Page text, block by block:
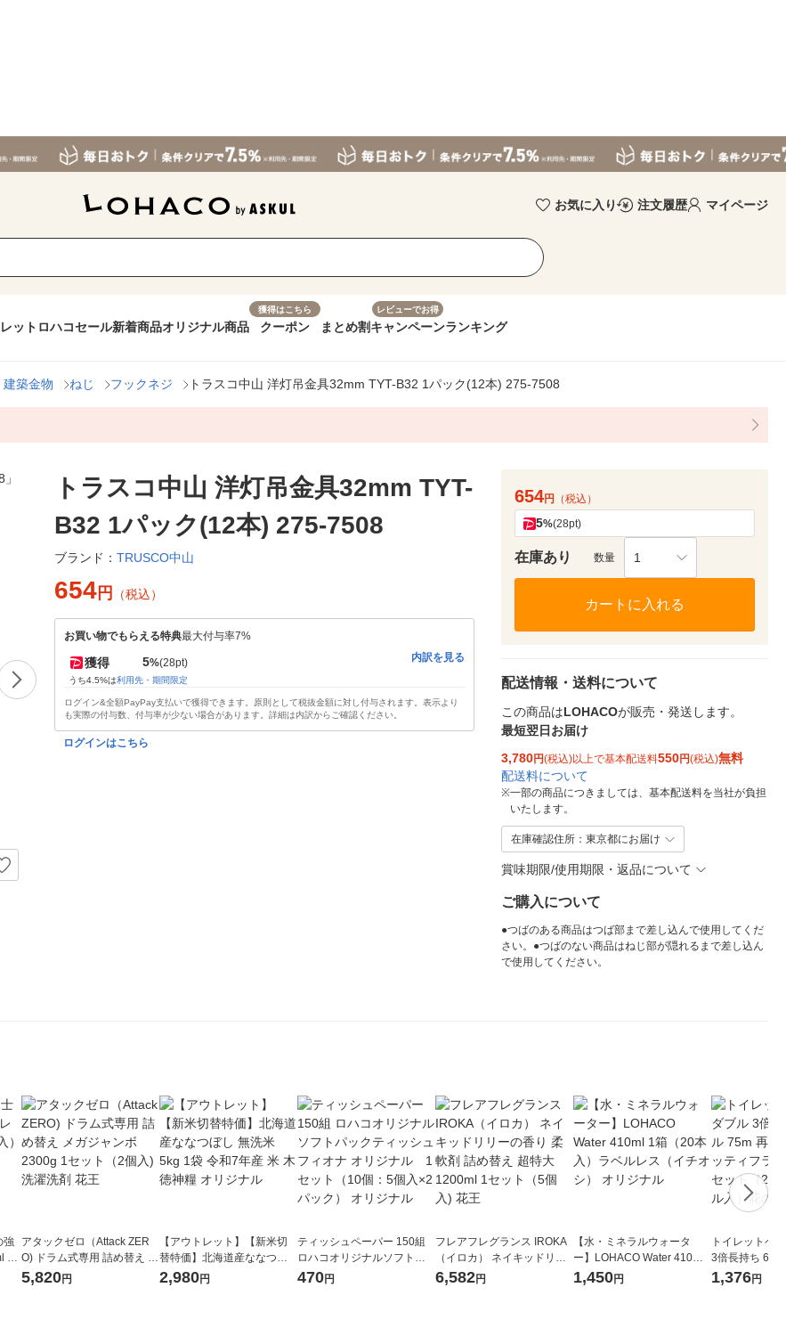
お気に入り 注文履歴 マイページ
ット ロハコセール新着商品オリジナル商品
獲得はこちら
クーポン まとめ割
レビューでお得
キャンペーンランキング
築金物 ねじ フックネジ トラスコ中山 洋灯吊金具32mm TYT-B32 1パック(12本) 275-7508
トラスコ中山 洋灯吊金具32mm TYT-
B32 1パック(12本) 275-7508
ブランド： TRUSCO中山
654 円 （税込）
お買い物でもらえる特典最大付与率7%
獲得 5%(28pt)
うち4.5%は利用先・期間限定
内訳を見る
ログイン&全額PayPay支払いで獲得できます。原則として税抜金額に対し付与されます。表示より
も実際の付与数、付与率が少ない場合があります。詳細は内訳からご確認ください。
ログインはこちら
654円 （税込）
5%(28pt)
在庫あり 数量 1
カートに入れる
配送情報・送料について
この商品はLOHACOが販売・発送します。
最短翌日お届け
3,780円(税込)以上で基本配送料550円(税込)無料
配送料について
※一部の商品につきましては、基本配送料を当社が負担
いたします。
在庫確認住所：東京都にお届け
賞味期限/使用期限・返品について
ご購入について
●つばのある商品はつば部まで差し込んで使用してくだ
さい。●つばのない商品はねじ部が隠れるまで差し込ん
で使用してください。
強
1
アタックゼロ（Attack ZER
O) ドラム式専用 詰め替え メ
ガジャンボ 2300g 1セット
5,820円
【アウトレット】【新米切
替特価】北海道産ななつぼ
し 無洗米 5kg 1袋 令和7年産
2,980円
ティッシュペーパー 150組
ロハコオリジナルソフトパ
ックティッシュ フィオナ オ
470円
フレアフレグランス IROKA
（イロカ） ネイキッドリリ
ーの香り 柔軟剤 詰め替え 超
6,582円
【水・ミネラルウォータ
ー】LOHACO Water 410ml
1箱（20本入）ラベルレス
1,450円
トイレットペ
3倍長持ち 6ロール
紙配合 スコッ
1,376円